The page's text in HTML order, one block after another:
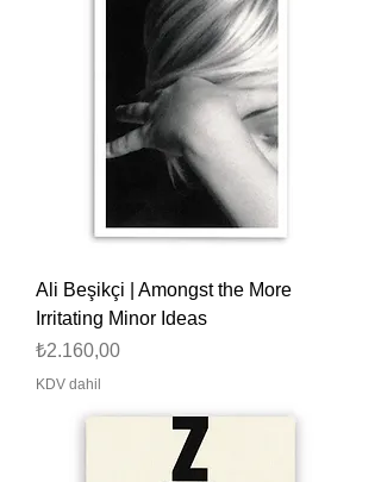
Ali Beşikçi | Amongst the More
Irritating Minor Ideas
Fiyat
₺2.160,00
KDV dahil